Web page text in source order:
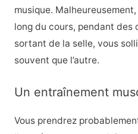
musique.
long du cours, pendant des
sortant de la selle, vous
souvent que l’autre.
Un entraînement
Vous prendrez